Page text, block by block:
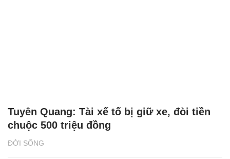
ĐỜI SỐNG
Tuyên Quang: Tài xế tố bị giữ xe, đòi tiền
chuộc 500 triệu đồng